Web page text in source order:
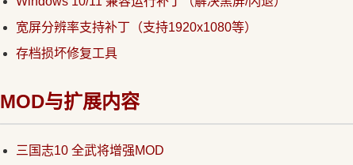
宽屏分辨率支持补丁（支持1920x1080等）
存档损坏修复工具
MOD与扩展内容
三国志10 全武将增强MOD